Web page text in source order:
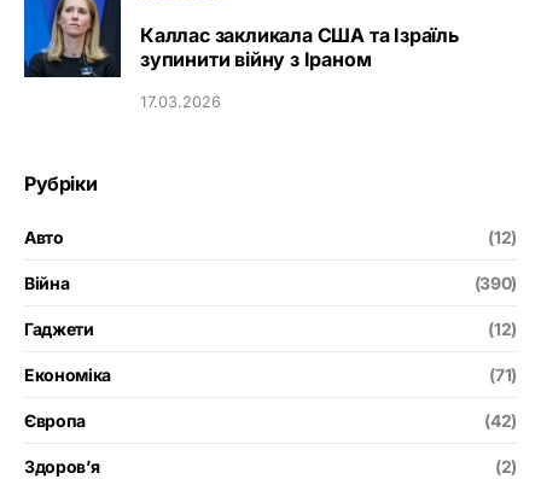
Каллас закликала США та Ізраїль
зупинити війну з Іраном
17.03.2026
Рубріки
Авто (12)
Війна (390)
Гаджети (12)
Економіка (71)
Європа (42)
Здоров’я (2)